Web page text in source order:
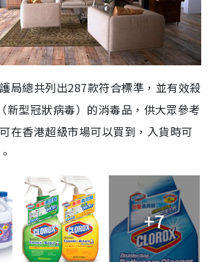
局總共列出287款符合標準，並有效殺
新型冠狀病毒）的消毒品，供大眾參考
在香港超級市場可以買到，入貨時可
+7